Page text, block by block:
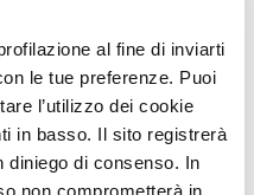
al fine di inviarti
le tue preferenze. Puoi
l’utilizzo dei cookie
in basso. Il sito registrerà
diniego di consenso. In
non comprometterà in